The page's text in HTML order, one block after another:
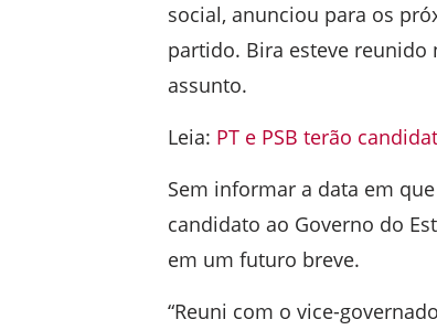
social, anunciou para os
partido. Bira esteve reunido
assunto.
Leia: PT e PSB terão
Sem informar a data em
candidato ao Governo do
em um futuro breve.
“Reuni com o vice-